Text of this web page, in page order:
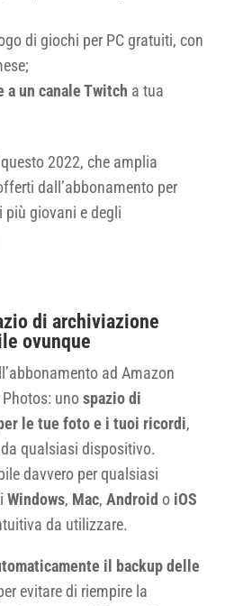
di giochi per PC gratuiti, con
a un canale Twitch a tua
2022, che amplia
dall’abbonamento per
più giovani e degli
di archiviazione
ovunque
ad Amazon
Photos: unospazio di
le tue foto e i tuoi ricordi,
qualsiasi dispositivo.
davvero per qualsiasi
Windows, Mac,Android o iOS
da utilizzare.
il backup delle
evitare di riempire la